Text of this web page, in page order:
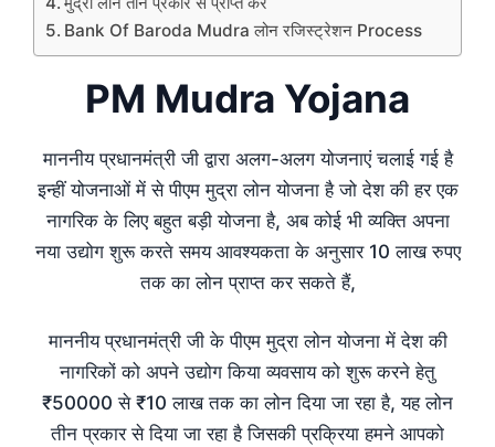
Bank Of Baroda Mudra लोन रजिस्ट्रेशन Process
PM Mudra Yojana
माननीय प्रधानमंत्री जी द्वारा अलग-अलग योजनाएं चलाई गई है
इन्हीं योजनाओं में से पीएम मुद्रा लोन योजना है जो देश की हर एक
नागरिक के लिए बहुत बड़ी योजना है, अब कोई भी व्यक्ति अपना
नया उद्योग शुरू करते समय आवश्यकता के अनुसार 10 लाख रुपए
तक का लोन प्राप्त कर सकते हैं,
माननीय प्रधानमंत्री जी के पीएम मुद्रा लोन योजना में देश की
नागरिकों को अपने उद्योग किया व्यवसाय को शुरू करने हेतु
₹50000 से ₹10 लाख तक का लोन दिया जा रहा है, यह लोन
तीन प्रकार से दिया जा रहा है जिसकी प्रक्रिया हमने आपको